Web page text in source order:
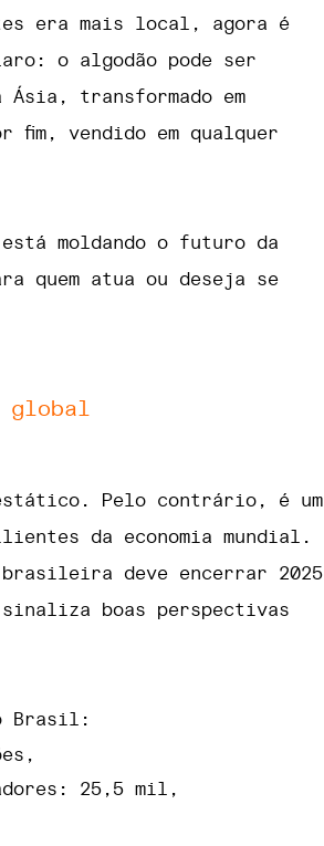
era mais local, agora é
o algodão pode ser
transformado em
vendido em qualquer
está moldando o futuro da
quem atua ou deseja se
global
Pelo contrário, é um
da economia mundial.
deve encerrar 2025
sinaliza boas perspectivas
Brasil:
25,5 mil,